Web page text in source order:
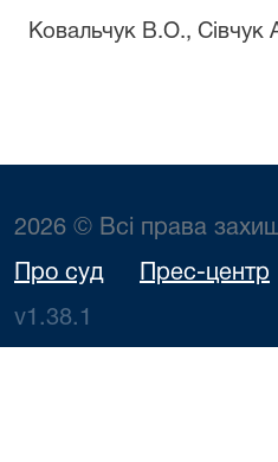
Ковальчук В.О.,
2026 © Всі права
Про суд Прес-центр
v1.38.1